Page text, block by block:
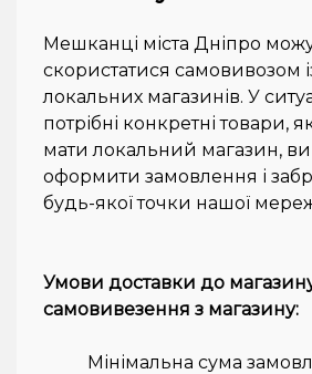
Мешканці міста Дніпро
скористатися самовивозом
локальних магазинів. У
потрібні конкретні товари,
мати локальний магазин,
оформити замовлення і
будь-якої точки нашої
Умови доставки до
самовивезення з магазину:
Мінімальна сума